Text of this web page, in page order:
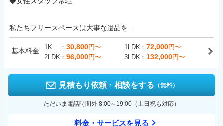
私たちフリースペースは大事な遺品を...
基本料金 1K 30,800円〜 1LDK 72,000円〜
2LDK
96,000円〜 3LDK 132,000円〜
見積もり依頼・相談をする （無料）
ただいま電話時間外 8:00～19:00（土日祝も対応）
料金・サービスを見る